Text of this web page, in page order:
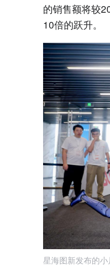
的销售额将较
10倍的跃升。
星海图新发布的